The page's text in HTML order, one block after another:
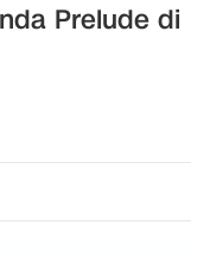
Prelude di